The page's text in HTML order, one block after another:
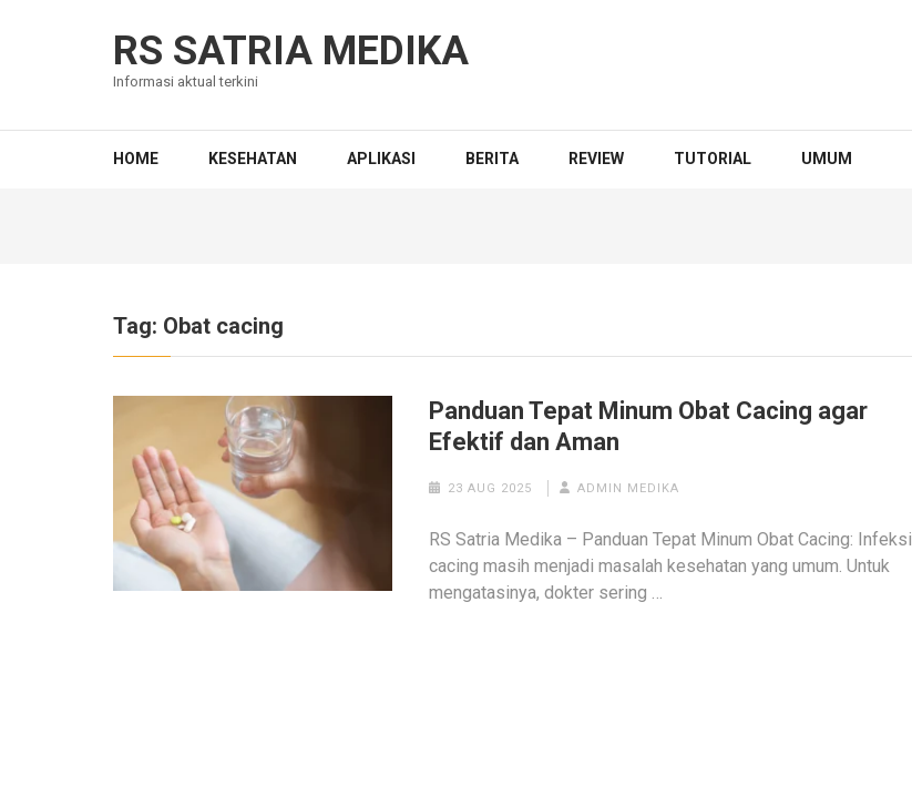
RS SATRIA MEDIKA
Informasi aktual terkini
HOME KESEHATAN APLIKASI BERITA REVIEW TUTORIAL UMUM
Tag: Obat cacing
Panduan Tepat Minum Obat Cacing agar
Efektif dan Aman
23 AUG 2025 ADMIN MEDIKA
RS Satria Medika – Panduan Tepat Minum Obat Cacing: Infeksi
cacing masih menjadi masalah kesehatan yang umum. Untuk
mengatasinya, dokter sering …